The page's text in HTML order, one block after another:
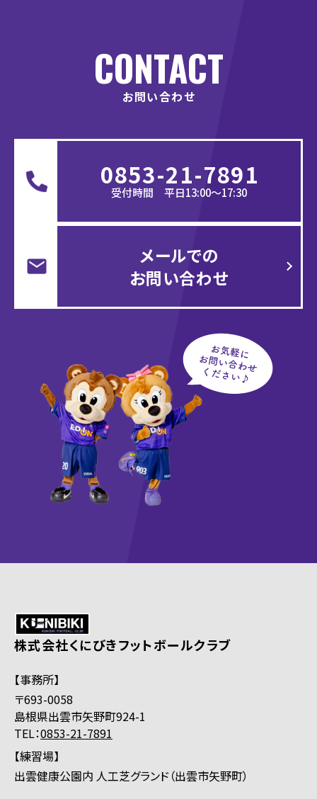
CONTACT
お問い合わせ
0853-21-7891
受付時間 平日13:00〜17:30
メールでの
お問い合わせ
株式会社くにびきフットボールクラブ
【事務所】
〒693-0058
島根県出雲市矢野町924-1
TEL：0853-21-7891
【練習場】
出雲健康公園内 人工芝グランド（出雲市矢野町）